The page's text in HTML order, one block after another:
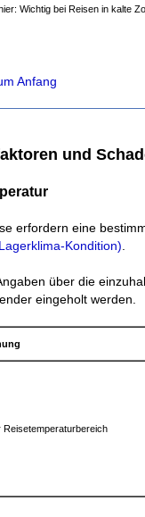
Wichtig bei Reisen in kalte
Anfang
und
erfordern eine
Kondition).
über die
eingeholt werden.
Reisetemperaturbereich